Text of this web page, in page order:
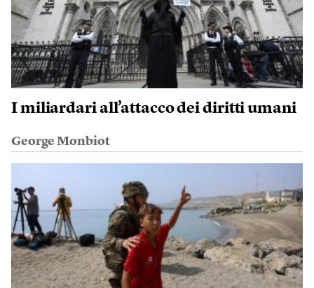
I miliardari all’attacco dei diritti umani
George Monbiot